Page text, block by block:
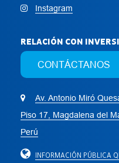
Instagram
RELACIÓN CON
CONTÁCTANOS
Av. Antonio Miró
Piso 17, Magdalena del
Perú
INFORMACIÓN PÚBLICA